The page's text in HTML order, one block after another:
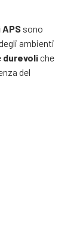
sono
ambienti
durevoliche
del